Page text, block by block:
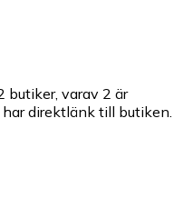
varav 2 är
direktlänk till butiken.